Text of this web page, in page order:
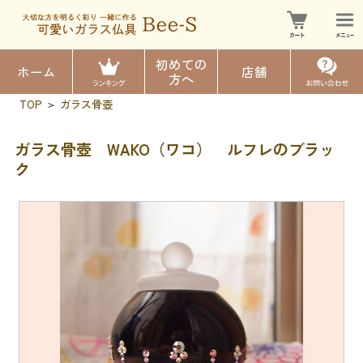
ホーム
初めての
方へ
店舗
TOP > ガラス骨壺
ガラス骨壺 WAKO（ワコ） ルフレのブラッ
ク